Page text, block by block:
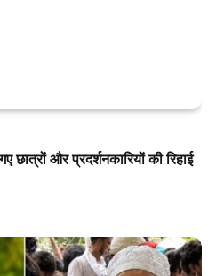
छात्रों और प्रदर्शनकारियों की रिहाई